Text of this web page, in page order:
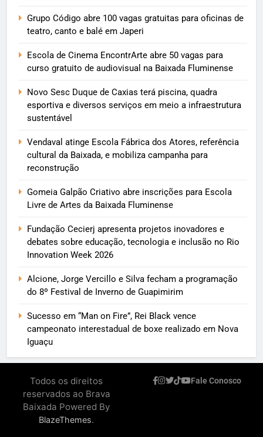
Grupo Código abre 100 vagas gratuitas para oficinas de
teatro, canto e balé em Japeri
Escola de Cinema EncontrArte abre 50 vagas para
curso gratuito de audiovisual na Baixada Fluminense
Novo Sesc Duque de Caxias terá piscina, quadra
esportiva e diversos serviços em meio a infraestrutura
sustentável
Vendaval atinge Escola Fábrica dos Atores, referência
cultural da Baixada, e mobiliza campanha para
reconstrução
Gomeia Galpão Criativo abre inscrições para Escola
Livre de Artes da Baixada Fluminense
Fundação Cecierj apresenta projetos inovadores e
debates sobre educação, tecnologia e inclusão no Rio
Innovation Week 2026
Alcione, Jorge Vercillo e Silva fecham a programação
do 8º Festival de Inverno de Guapimirim
Sucesso em “Man on Fire”, Rei Black vence
campeonato interestadual de boxe realizado em Nova
Iguaçu
Todos os direitos
reservados ao Brava
Baixada Powered By
BlazeThemes.
Fale Conosco